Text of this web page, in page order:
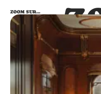
ZOOM SUR…